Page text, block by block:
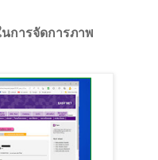
การจัดการภาพ